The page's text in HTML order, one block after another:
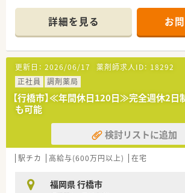
ど応需しています。
■薬剤師は常勤2名、事務員2名体制で、安
り組めます。
【募集背景と求める人物像について】
■管理薬剤師の定年による欠員補充のため
ています。
■顧客の問題解決に積極的に取り組み、地
を歓迎します。
に最適な環境です。
【求人情報について】
■管理薬剤師として、調剤、監査、服薬指導
■経験や年齢に応じて、年収550万円から
可能です。
詳細を見る お
更新日： 2026/06/17 薬剤師求人ID： 18292
正社員
調剤薬局
【行橋市】≪年間休日120日≫完全週休2日
も可能
検討リストに追加
駅チカ 高給与(600万円以上) 在宅
福岡県 行橋市